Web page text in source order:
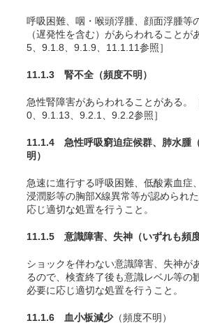
呼吸困難、咽・喉頭浮腫、顔面浮腫等
（遅発性を含む）があらわれることが
5、9.1.8、9.1.9、11.1.11参照］
11.1.3 腎不全 （頻度不明）
急性腎障害があらわれることがある。
0、9.1.13、9.2.1、9.2.2参照］
11.1.4 急性呼吸窮迫症候群、肺水腫
明）
急速に進行する呼吸困難、低酸素血症
浸潤影等の胸部X線異常等が認められ
応じ適切な処置を行うこと。
11.1.5 意識障害、失神 （いずれも頻
ショックを伴わない意識障害、失神が
るので、検査終了後も意識レベル等の
必要に応じ適切な処置を行うこと。
11.1.6 血小板減少（頻度不明）